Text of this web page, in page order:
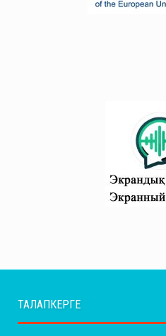
ТАЛАПКЕРГЕ